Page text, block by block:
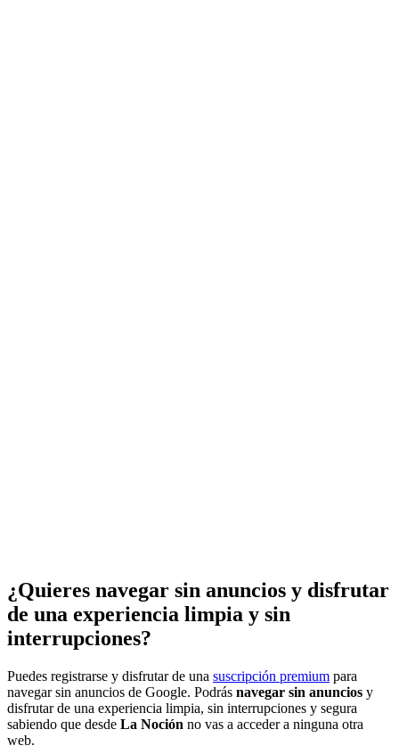
¿Quieres navegar sin anuncios y disfrutar
de una experiencia limpia y sin
interrupciones?
Puedes registrarse y disfrutar de una suscripción premium para
navegar sin anuncios de Google. Podrás navegar sin anuncios y
disfrutar de una experiencia limpia, sin interrupciones y segura
sabiendo que desde La Noción no vas a acceder a ninguna otra
web.